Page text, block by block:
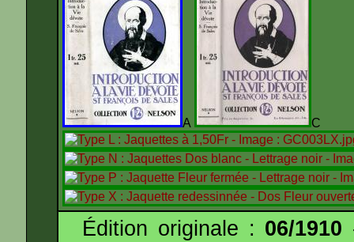
A
Édition originale : 06/1910